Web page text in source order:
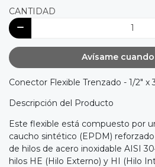
CANTIDAD
Avísame
Conector Flexible Trenzado - 1/2" x
Descripción del Producto
Este flexible está compuesto por
caucho sintético (EPDM)
de hilos de acero inoxidable AISI
hilos HE (Hilo Externo) y HI (Hilo